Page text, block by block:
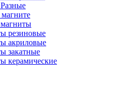
резиновые
акриловые
закатные
керамические